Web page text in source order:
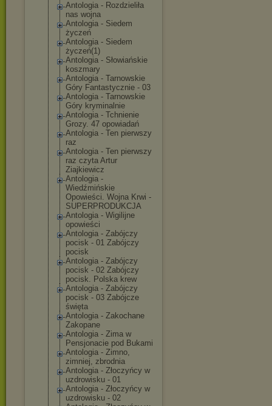
Antologia - Rozdzieliła
nas wojna
Antologia - Siedem
życzeń
Antologia - Siedem
życzeń(1)
Antologia - Słowiańskie
koszmary
Antologia - Tarnowskie
Góry Fantastycznie - 03
Antologia - Tarnowskie
Góry kryminalnie
Antologia - Tchnienie
Grozy. 47 opowiadań
Antologia - Ten pierwszy
raz
Antologia - Ten pierwszy
raz czyta Artur
Ziajkiewicz
Antologia -
Wiedźmińskie
Opowieści. Wojna Krwi -
SUPERPRODUKCJA
Antologia - Wigilijne
opowieści
Antologia - Zabójczy
pocisk - 01 Zabójczy
pocisk
Antologia - Zabójczy
pocisk - 02 Zabójczy
pocisk. Polska krew
Antologia - Zabójczy
pocisk - 03 Zabójcze
święta
Antologia - Zakochane
Zakopane
Antologia - Zima w
Pensjonacie pod Bukami
Antologia - Zimno,
zimniej, zbrodnia
Antologia - Złoczyńcy w
uzdrowisku - 01
Antologia - Złoczyńcy w
uzdrowisku - 02